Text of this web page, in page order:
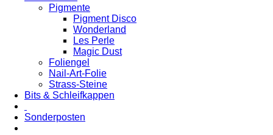
Pigmente
Pigment Disco
Wonderland
Les Perle
Magic Dust
Foliengel
Nail-Art-Folie
Strass-Steine
Bits & Schleifkappen
Sonderposten